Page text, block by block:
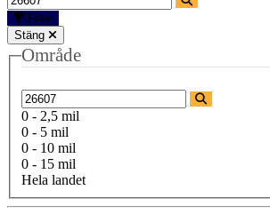
Filter
Stäng
Område
0 - 2,5 mil
0 - 5 mil
0 - 10 mil
0 - 15 mil
Hela landet